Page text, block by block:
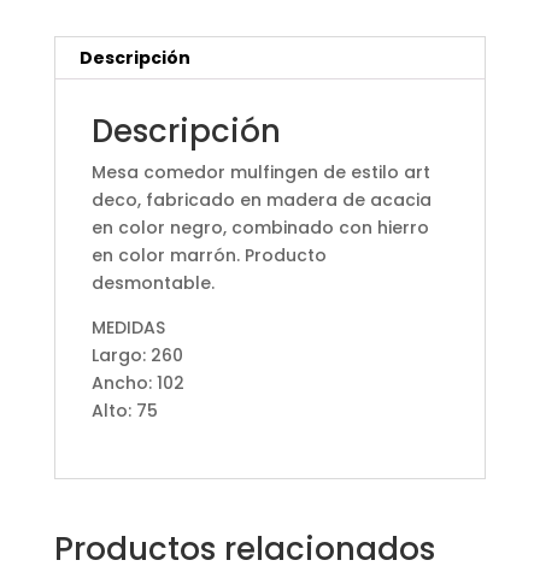
Descripción
Descripción
Mesa comedor mulfingen de estilo art
deco, fabricado en madera de acacia
en color negro, combinado con hierro
en color marrón. Producto
desmontable.
MEDIDAS
Largo: 260
Ancho: 102
Alto: 75
Productos relacionados